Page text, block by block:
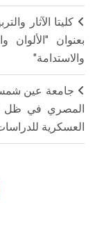
كليتا الآثار
بعنوان
والاستدامة"
جامعة عين شمس
المصري في ظل
العسكرية